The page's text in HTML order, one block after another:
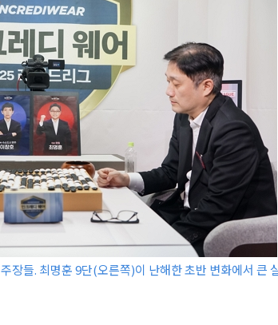
장들. 최명훈 9단(오른쪽)이 난해한 초반 변화에서 큰